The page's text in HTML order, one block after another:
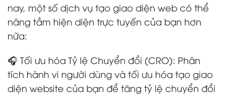
nay, một số dịch vụ tạo giao diện web có thể
nâng tầm hiện diện trực tuyến của bạn hơn
nữa:
🎧 Tối ưu hóa Tỷ lệ Chuyển đổi (CRO): Phân
tích hành vi người dùng và tối ưu hóa tạo giao
diện website của bạn để tăng tỷ lệ chuyển đổi